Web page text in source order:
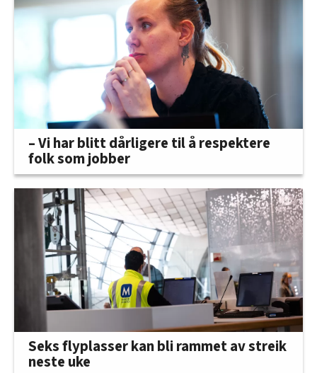
– Vi har blitt dårligere til å respektere
folk som jobber
Seks flyplasser kan bli rammet av streik
neste uke